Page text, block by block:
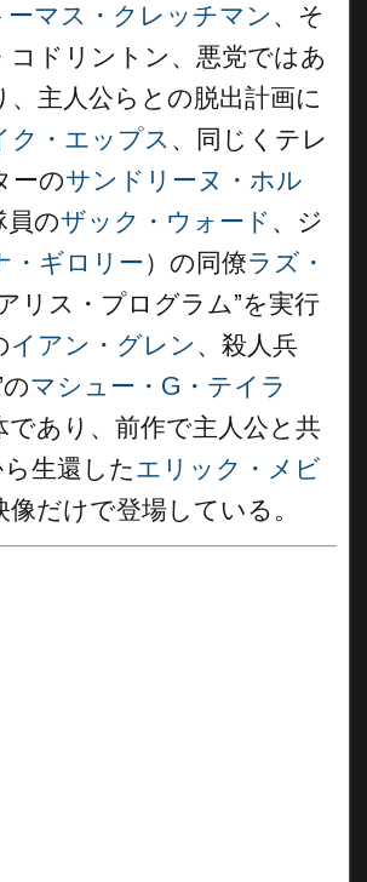
ーマス・クレッチマン 、そ
コドリントン、悪党ではあ
、主人公らとの脱出計画に
ク・エップス 、同じくテレ
ーのサンドリーヌ・ホル
員のザック・ウォード 、ジ
・ギロリー）の同僚ラズ・
リス・プログラム”を実行
イアン・グレン 、殺人兵
マシュー・G・テイラ
であり、前作で主人公と共
ら生還したエリック・メビ
像だけで登場している。